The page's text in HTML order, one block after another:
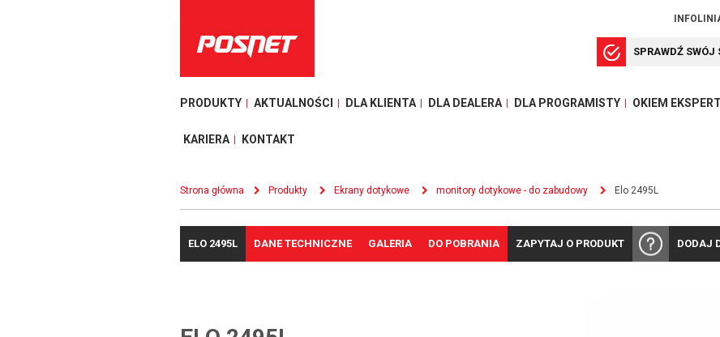
SPRAWDŹ SWÓJ
PRODUKTY AKTUALNOŚCI DLA KLIENTA DLA DEALERA DLA PROGRAMISTY OKIEM
KARIERA KONTAKT
Strona główna Produkty Ekrany dotykowe monitory dotykowe - do zabudowy Elo 2495L
ELO 2495L DANE TECHNICZNE GALERIA DO POBRANIA ZAPYTAJ O PRODUKT DODAJ